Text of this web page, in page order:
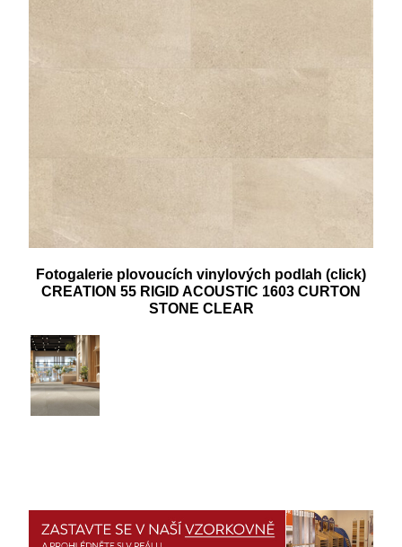
Fotogalerie plovoucích vinylových podlah (click)
CREATION 55 RIGID ACOUSTIC 1603 CURTON
STONE CLEAR